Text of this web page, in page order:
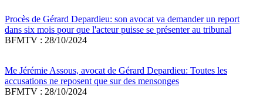
Procès de Gérard Depardieu: son avocat va demander un report
dans six mois pour que l'acteur puisse se présenter au tribunal
BFMTV : 28/10/2024
Me Jérémie Assous, avocat de Gérard Depardieu: Toutes les
accusations ne reposent que sur des mensonges
BFMTV : 28/10/2024